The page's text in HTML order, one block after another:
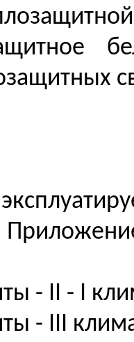
- II - I
- III